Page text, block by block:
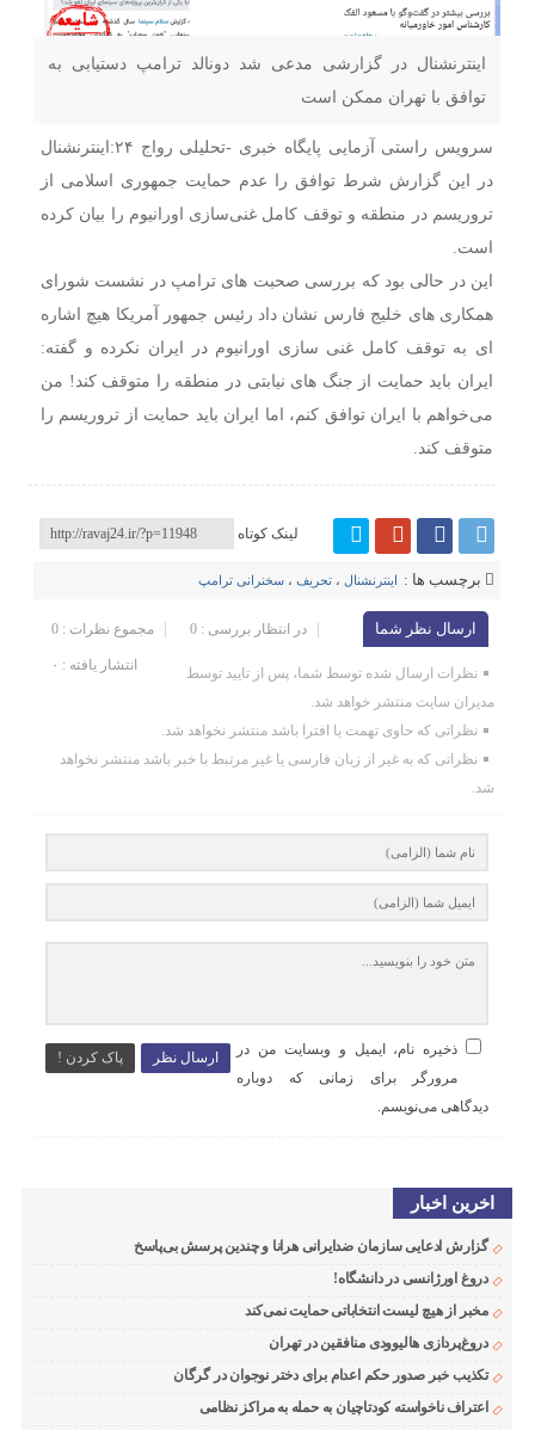
اینترنشنال در گزارشی مدعی شد دونالد ترامپ دستیابی به
توافق با تهران ممکن است
سرویس راستی آزمایی پایگاه خبری -تحلیلی رواج ۲۴:اینترنشنال
در این گزارش شرط توافق را عدم حمایت جمهوری اسلامی از
تروریسم در منطقه و توقف کامل غنی‌سازی اورانیوم را بیان کرده
است.
این در حالی بود که بررسی صحبت های ترامپ در نشست شورای
همکاری های خلیج فارس نشان داد رئیس جمهور آمریکا هیچ اشاره
ای به توقف کامل غنی سازی اورانیوم در ایران نکرده و گفته:
ایران باید حمایت از جنگ‌ های نیابتی در منطقه را متوقف کند! من
می‌خواهم با ایران توافق کنم، اما ایران باید حمایت از تروریسم را
متوقف کند.
لینک کوتاه
برچسب ها : اینترنشنال ،تحریف ،سخنرانی ترامپ
ارسال نظر شما مجموع نظرات : 0 در انتظار بررسی : 0
انتشار یافته : ۰
نظرات ارسال شده توسط شما، پس از تایید توسط
مدیران سایت منتشر خواهد شد.
نظراتی که حاوی تهمت یا افترا باشد منتشر نخواهد شد.
نظراتی که به غیر از زبان فارسی یا غیر مرتبط با خبر باشد منتشر نخواهد
شد.
ارسال نظر پاک کردن !
ذخیره نام، ایمیل و وبسایت من در
مرورگر برای زمانی که دوباره
دیدگاهی می‌نویسم.
اخرین اخبار
گزارش ادعایی سازمان ضدایرانی هرانا و چندین پرسش بی‌پاسخ
دروغ اورژانسی در دانشگاه!
مخبر از هیچ لیست انتخاباتی حمایت نمی‌کند
دروغ‌پردازی هالیوودی منافقین در تهران
تکذیب خبر صدور حکم اعدام برای دختر نوجوان در گرگان
اعتراف ناخواسته کودتاچیان به حمله به مراکز نظامی